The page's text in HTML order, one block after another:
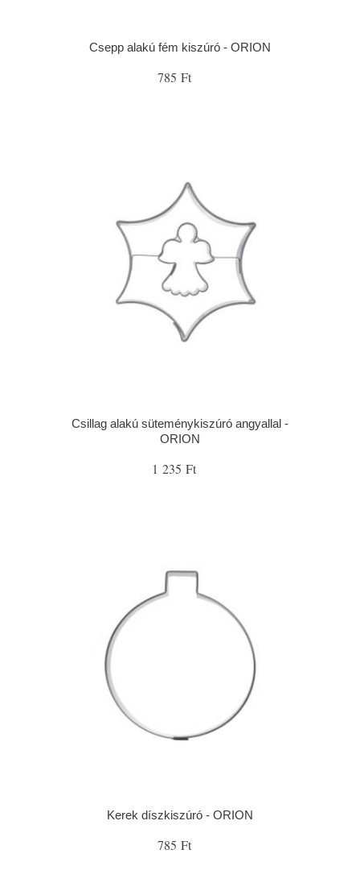
Csepp alakú fém kiszúró - ORION
785 Ft
Csillag alakú süteménykiszúró angyallal -
ORION
1 235 Ft
Kerek díszkiszúró - ORION
785 Ft